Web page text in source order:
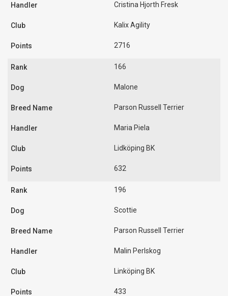
Cristina Hjorth Fresk
Kalix Agility
2716
166
Malone
Parson Russell Terrier
Maria Piela
Lidköping BK
632
196
Scottie
Parson Russell Terrier
Malin Perlskog
Linköping BK
433